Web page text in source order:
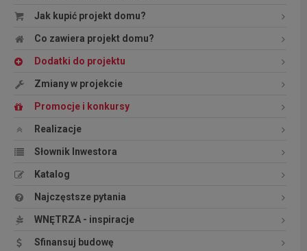
Jak kupić projekt domu?
Co zawiera projekt domu?
Dodatki do projektu
Zmiany w projekcie
Promocje i konkursy
Realizacje
Słownik Inwestora
Katalog
Najczęstsze pytania
WNĘTRZA - inspiracje
Sfinansuj budowę